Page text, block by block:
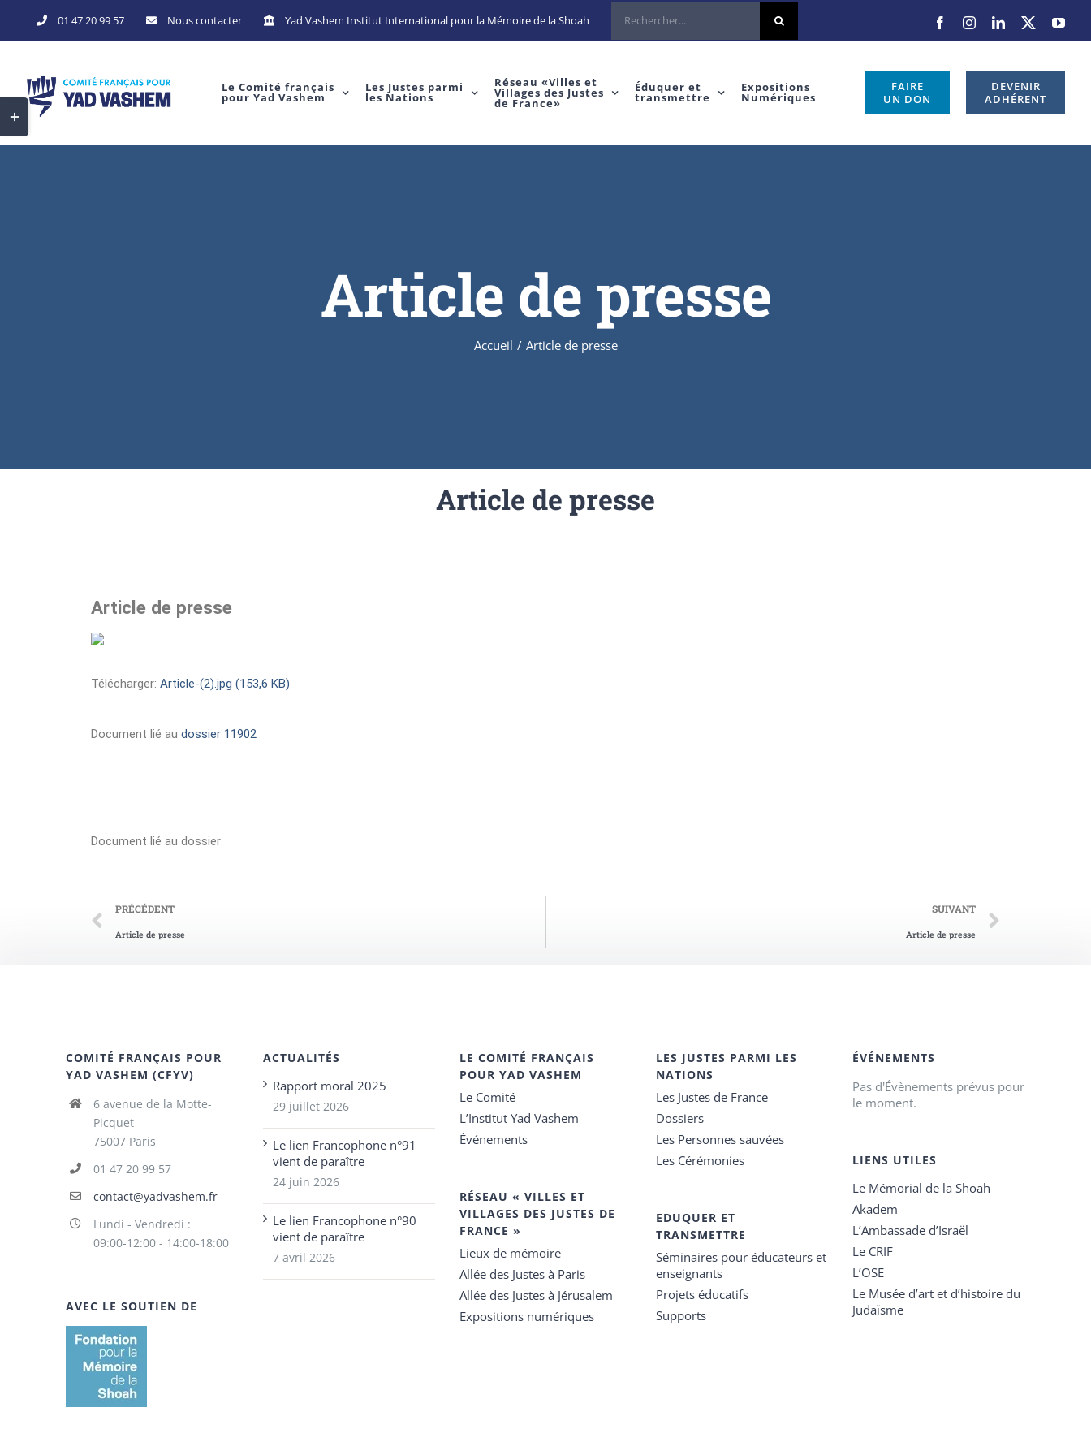
01 47 20 99 57 Nous contacter Yad Vashem Institut International pour la Mémoire de la Shoah
Le Comité français
pour Yad Vashem
Les Justes parmi
les Nations
Réseau «Villes et
Villages des Justes
de France»
Éduquer et
transmettre
Expositions
Numériques
FAIRE
UN DON
DEVENIR
ADHÉRENT
Article de presse
Accueil / Article de presse
Article de presse
Article de presse
Télécharger: Article-(2).jpg (153,6 KB)
Document lié au dossier 11902
Document lié au dossier
PRÉCÉDENT
Article de presse
SUIVANT
Article de presse
COMITÉ FRANÇAIS POUR
YAD VASHEM (CFYV)
6 avenue de la Motte-
Picquet
75007 Paris
01 47 20 99 57
contact@yadvashem.fr
Lundi - Vendredi :
09:00-12:00 - 14:00-18:00
AVEC LE SOUTIEN DE
ACTUALITÉS
Rapport moral 2025
29 juillet 2026
Le lien Francophone n°91
vient de paraître
24 juin 2026
Le lien Francophone n°90
vient de paraître
7 avril 2026
LE COMITÉ FRANÇAIS
POUR YAD VASHEM
Le Comité
L’Institut Yad Vashem
Événements
RÉSEAU « VILLES ET
VILLAGES DES JUSTES DE
FRANCE »
Lieux de mémoire
Allée des Justes à Paris
Allée des Justes à Jérusalem
Expositions numériques
LES JUSTES PARMI LES
NATIONS
Les Justes de France
Dossiers
Les Personnes sauvées
Les Cérémonies
EDUQUER ET
TRANSMETTRE
Séminaires pour éducateurs et
enseignants
Projets éducatifs
Supports
ÉVÉNEMENTS
Pas d'Évènements prévus pour
le moment.
LIENS UTILES
Le Mémorial de la Shoah
Akadem
L’Ambassade d’Israël
Le CRIF
L’OSE
Le Musée d’art et d’histoire du
Judaïsme